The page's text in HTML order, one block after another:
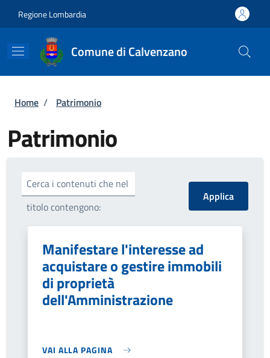
Regione Lombardia
Comune di Calvenzano
Briciole di pane
Home / Patrimonio
Patrimonio
Cerca i contenuti che nel
titolo contengono:
Manifestare l'interesse ad
acquistare o gestire immobili
di proprietà
dell'Amministrazione
VAI ALLA PAGINA